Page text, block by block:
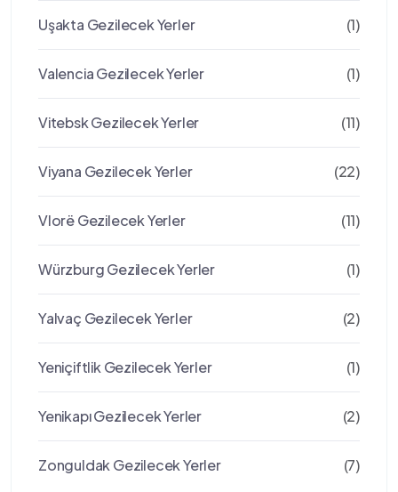
Uşakta Gezilecek Yerler (1)
Valencia Gezilecek Yerler (1)
Vitebsk Gezilecek Yerler (11)
Viyana Gezilecek Yerler (22)
Vlorë Gezilecek Yerler (11)
Würzburg Gezilecek Yerler (1)
Yalvaç Gezilecek Yerler (2)
Yeniçiftlik Gezilecek Yerler (1)
Yenikapı Gezilecek Yerler (2)
Zonguldak Gezilecek Yerler (7)